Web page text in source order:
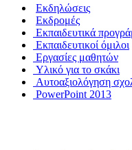
Εκδηλώσεις
Εκδρομές
Εκπαιδευτικά
Εκπαιδευτικοί όμιλοι
Εργασίες μαθητών
Υλικό για το σκάκι
Αυτοαξιολόγηση
PowerPoint 2013